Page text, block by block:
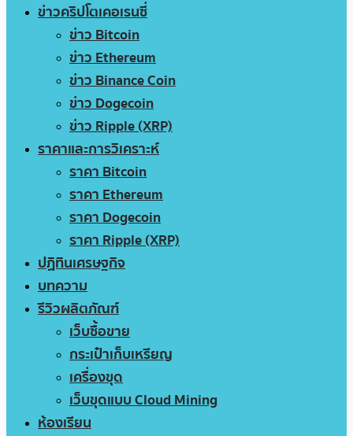
ข่าวคริปโตเคอเรนซี่
ข่าว Bitcoin
ข่าว Ethereum
ข่าว Binance Coin
ข่าว Dogecoin
ข่าว Ripple (XRP)
ราคาและการวิเคราะห์
ราคา Bitcoin
ราคา Ethereum
ราคา Dogecoin
ราคา Ripple (XRP)
ปฏิทินเศรษฐกิจ
บทความ
รีวิวผลิตภัณฑ์
เว็บซื้อขาย
กระเป๋าเก็บเหรียญ
เครื่องขุด
เว็บขุดแบบ Cloud Mining
ห้องเรียน